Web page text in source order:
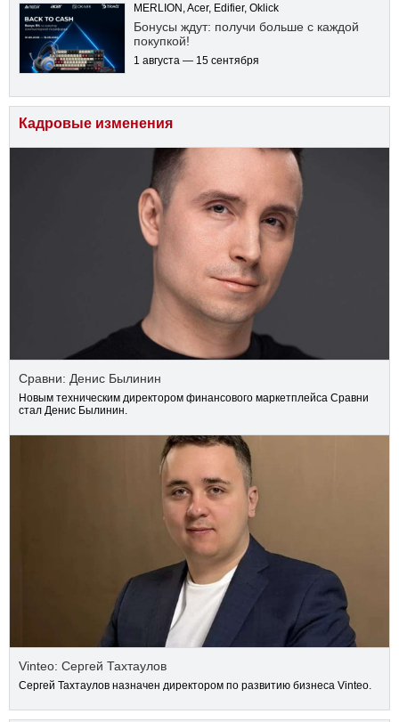
MERLION, Acer, Edifier, Oklick
Бонусы ждут: получи больше с каждой
покупкой!
1 августа — 15 сентября
Кадровые изменения
Сравни: Денис Былинин
Новым техническим директором финансового маркетплейса Сравни
стал Денис Былинин.
Vinteo: Сергей Тахтаулов
Сергей Тахтаулов назначен директором по развитию бизнеса Vinteo.